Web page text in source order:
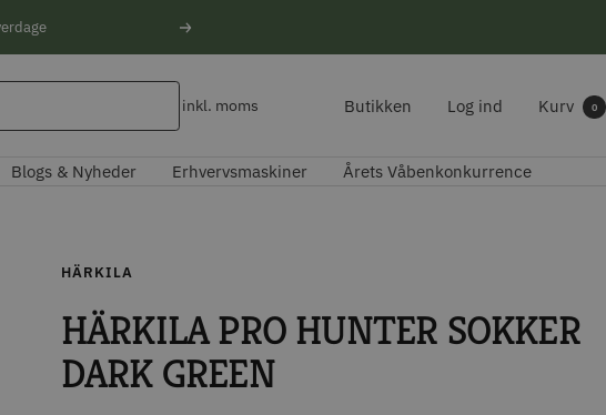
Næste
inkl. moms Butikken Log ind Kurv 0
Blogs & Nyheder Erhvervsmaskiner Årets Våbenkonkurrence
HÄRKILA
HÄRKILA PRO HUNTER SOKKER
DARK GREEN